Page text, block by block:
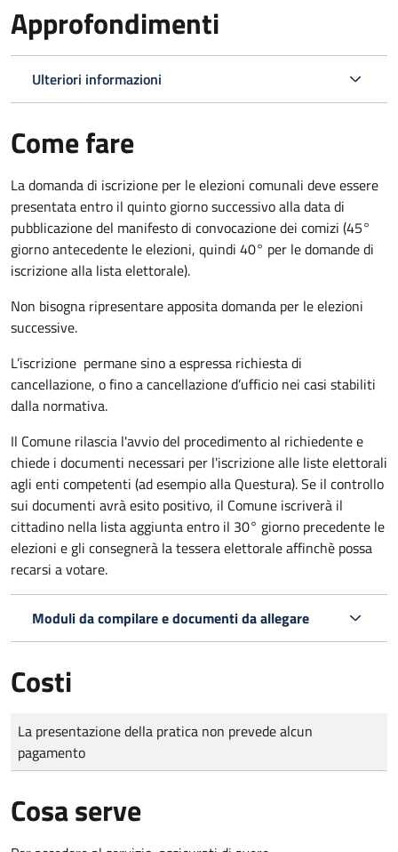
Approfondimenti
Ulteriori informazioni
Come fare
La domanda di iscrizione per le elezioni comunali deve essere
presentata entro il quinto giorno successivo alla data di
pubblicazione del manifesto di convocazione dei comizi (45°
giorno antecedente le elezioni, quindi 40° per le domande di
iscrizione alla lista elettorale).
Non bisogna ripresentare apposita domanda per le elezioni
successive.
L’iscrizione permane sino a espressa richiesta di
cancellazione, o fino a cancellazione d’ufficio nei casi stabiliti
dalla normativa.
Il Comune rilascia l'avvio del procedimento al richiedente e
chiede i documenti necessari per l'iscrizione alle liste elettorali
agli enti competenti (ad esempio alla Questura). Se il controllo
sui documenti avrà esito positivo, il Comune iscriverà il
cittadino nella lista aggiunta entro il 30° giorno precedente le
elezioni e gli consegnerà la tessera elettorale affinchè possa
recarsi a votare.
Moduli da compilare e documenti da allegare
Costi
Tipo di pagamento
Importo
La presentazione della pratica non prevede alcun
pagamento
Cosa serve